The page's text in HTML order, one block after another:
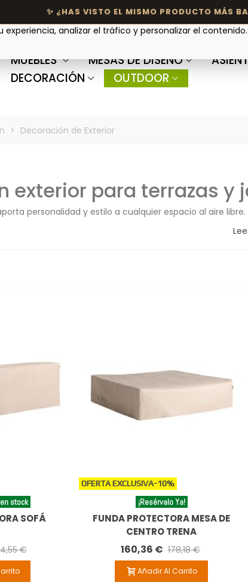
MUEBLES MESAS DE DISEÑO
DECORACIÓN
OUTDOOR
> Decoración de Exterior
exterior para terrazas y
personalidad y estilo a cualquier espacio al aire
stock
SOFÁ
€
OFERTA EXCLUSIVA-10%
¡Resérvalo Ya!
FUNDA PROTECTORA MESA DE
CENTRO TRENA
160,36 € 178,18 €
Añadir Al Carrito
experiencia, analizar el tráfico y personalizar el contenido.